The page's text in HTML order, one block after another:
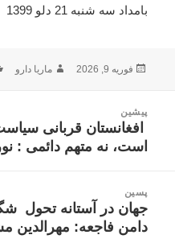
بامداد سه شنبه 21 دلو 1399
ارسال
فوریه 9, 2026 نویسنده
ماریا دارو
نوشتهپیشین
نوشته
قبلی:
افغانستان قربانی
است، نه متهم دائمی :
پسین
نوشته
بعدی:
جهان در آستانه تحول
دامن فاجعه: مهرالدین